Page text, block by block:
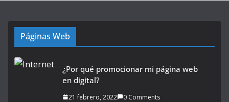
Páginas Web
¿Por qué promocionar mi página web
en digital?
21 febrero, 2022 0 Comments